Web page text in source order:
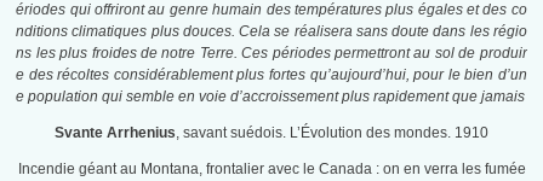
ériodes qui offriront au genre humain des températures plus égales et des co
nditions climatiques plus douces. Cela se réalisera sans doute dans les régio
ns les plus froides de notre Terre. Ces périodes permettront au sol de produir
e des récoltes considérablement plus fortes qu’aujourd’hui, pour le bien d’un
e population qui semble en voie d’accroissement plus rapidement que jamais
Svante Arrhenius, savant suédois. L’Évolution des mondes. 1910
Incendie géant au Montana, frontalier avec le Canada : on en verra les fumée